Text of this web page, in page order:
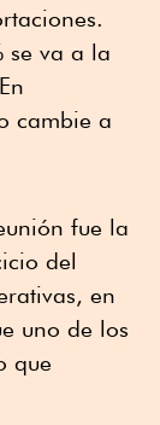
se va a la
cambie a
fue la
del
en
uno de los
que